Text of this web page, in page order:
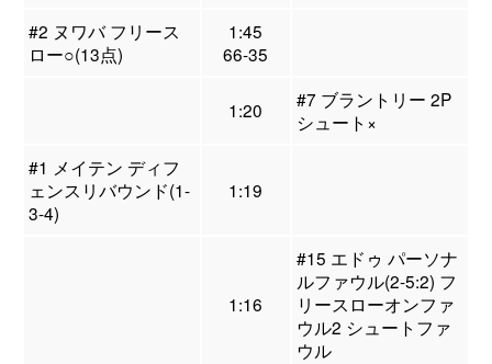
#2 ヌワバ フリース
ロー○(13点)
1:45
66-35
1:20
#7 ブラントリー 2P
シュート×
#1 メイテン ディフ
ェンスリバウンド(1-
3-4)
1:19
1:16
#15 エドゥ パーソナ
ルファウル(2-5:2) フ
リースローオンファ
ウル2 シュートファ
ウル